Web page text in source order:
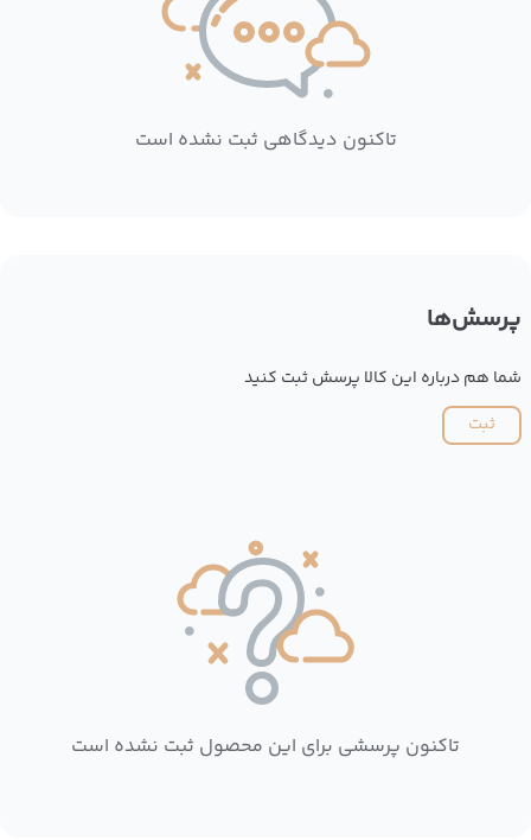
تاکنون دیدگاهی ثبت نشده است
پرسش‌ها
شما هم درباره این کالا پرسش ثبت کنید
ثبت
تاکنون پرسشی برای این محصول ثبت نشده است